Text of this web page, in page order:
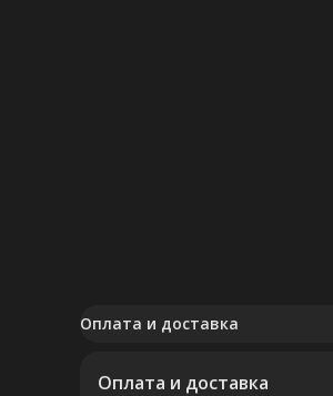
Оплата и доставка
Оплата и доставка